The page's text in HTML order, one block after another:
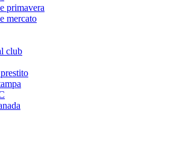
primavera
mercato
club